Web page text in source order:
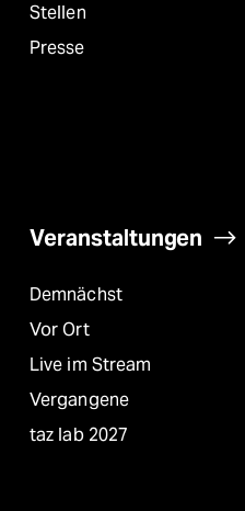
Stellen
Presse
Veranstaltungen
Demnächst
Vor Ort
Live im Stream
Vergangene
taz lab 2027